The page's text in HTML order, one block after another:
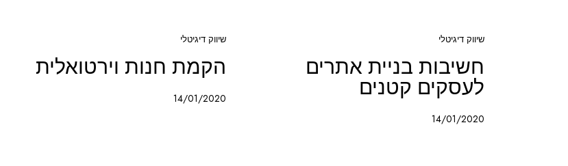
שיווק דיגיטלי
חשיבות בניית אתרים
לעסקים קטנים
14/01/2020
שיווק דיגיטלי
הקמת חנות וירטואלית
14/01/2020